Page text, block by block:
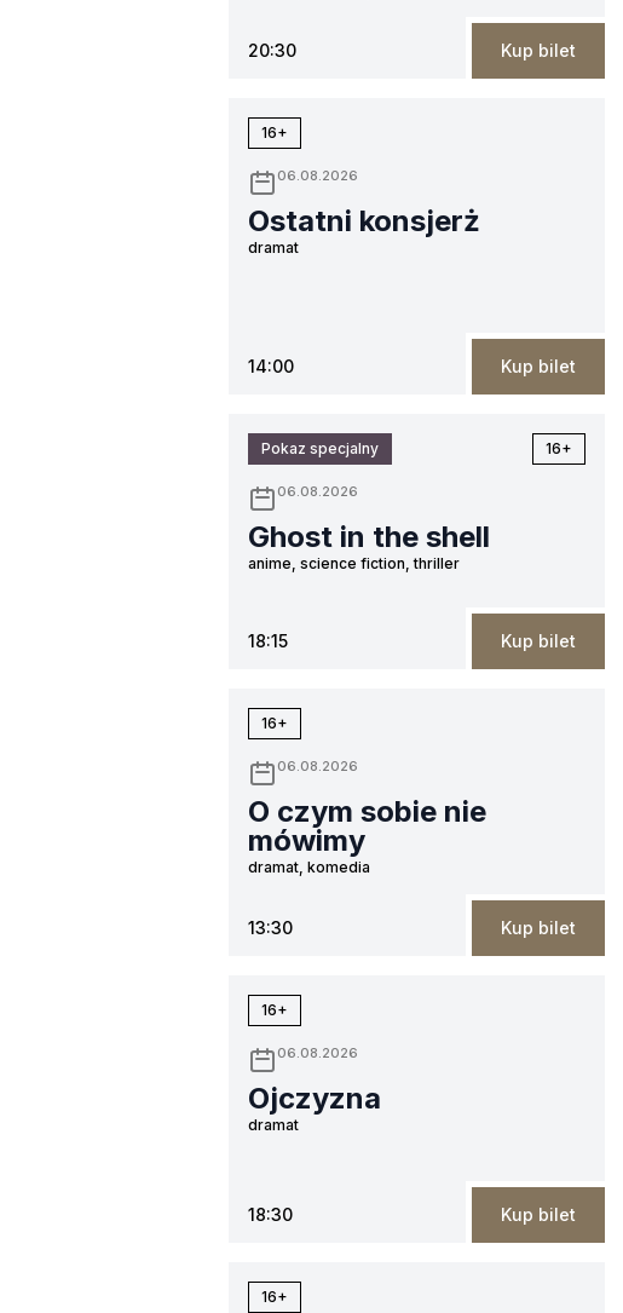
20:30 Kup bilet
16+
06.08.2026
Ostatni konsjerż
dramat
14:00 Kup bilet
Pokaz specjalny 16+
06.08.2026
Ghost in the shell
anime, science fiction, thriller
18:15 Kup bilet
16+
06.08.2026
O czym sobie nie
mówimy
dramat, komedia
13:30 Kup bilet
16+
06.08.2026
Ojczyzna
dramat
18:30 Kup bilet
16+